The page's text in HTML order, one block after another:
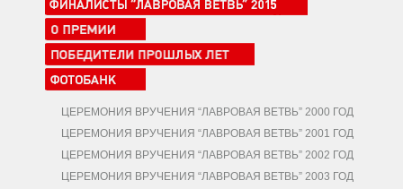
ЦЕРЕМОНИЯ ВРУЧЕНИЯ “ЛАВРОВАЯ ВЕТВЬ” 2000 ГОД
ЦЕРЕМОНИЯ ВРУЧЕНИЯ “ЛАВРОВАЯ ВЕТВЬ” 2001 ГОД
ЦЕРЕМОНИЯ ВРУЧЕНИЯ “ЛАВРОВАЯ ВЕТВЬ” 2002 ГОД
ЦЕРЕМОНИЯ ВРУЧЕНИЯ “ЛАВРОВАЯ ВЕТВЬ” 2003 ГОД